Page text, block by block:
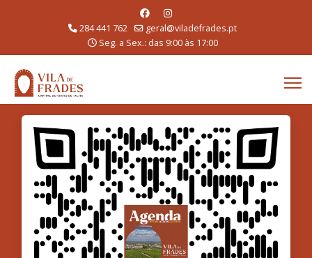
284 441 762
geral@viladefrades.pt
Seg. a Sex.: das 9:00 às 17:00